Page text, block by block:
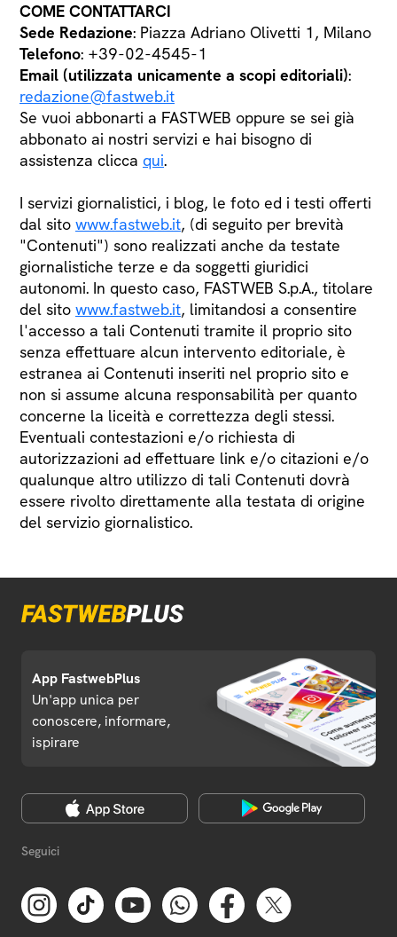
COME CONTATTARCI
Sede Redazione: Piazza Adriano Olivetti 1, Milano
Telefono: +39-02-4545-1
Email (utilizzata unicamente a scopi editoriali):
redazione@fastweb.it
Se vuoi abbonarti a FASTWEB oppure se sei già
abbonato ai nostri servizi e hai bisogno di
assistenza clicca qui.
I servizi giornalistici, i blog, le foto ed i testi offerti
dal sito www.fastweb.it, (di seguito per brevità
"Contenuti") sono realizzati anche da testate
giornalistiche terze e da soggetti giuridici
autonomi. In questo caso, FASTWEB S.p.A., titolare
del sito www.fastweb.it, limitandosi a consentire
l'accesso a tali Contenuti tramite il proprio sito
senza effettuare alcun intervento editoriale, è
estranea ai Contenuti inseriti nel proprio sito e
non si assume alcuna responsabilità per quanto
concerne la liceità e correttezza degli stessi.
Eventuali contestazioni e/o richiesta di
autorizzazioni ad effettuare link e/o citazioni e/o
qualunque altro utilizzo di tali Contenuti dovrà
essere rivolto direttamente alla testata di origine
del servizio giornalistico.
App FastwebPlus
Un'app unica per
conoscere, informare,
ispirare
Seguici